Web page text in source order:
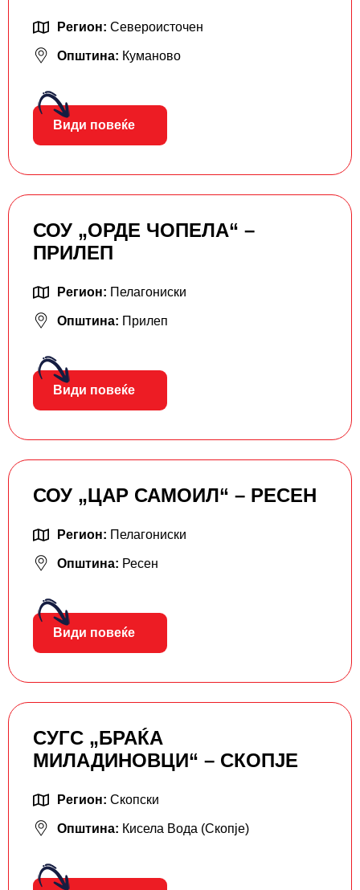
Регион: Североисточен
Општина: Куманово
Види повеќе
СОУ „ОРДЕ ЧОПЕЛА“ –
ПРИЛЕП
Регион: Пелагониски
Општина: Прилеп
Види повеќе
СОУ „ЦАР САМОИЛ“ – РЕСЕН
Регион: Пелагониски
Општина: Ресен
Види повеќе
СУГС „БРАЌА
МИЛАДИНОВЦИ“ – СКОПЈЕ
Регион: Скопски
Општина: Кисела Вода (Скопје)